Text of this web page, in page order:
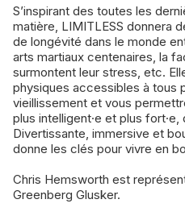
S’inspirant des toutes les
matière, LIMITLESS donnera
de longévité dans le monde
arts martiaux centenaires, la
surmontent leur stress, etc.
physiques accessibles à tous
vieillissement et vous
plus intelligent·e et plus
Divertissante, immersive et
donne les clés pour vivre en
Chris Hemsworth est
Greenberg Glusker.